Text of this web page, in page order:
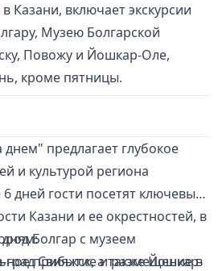
Казани, включает экскурсии
Музею Болгарской
Повожу и Йошкар-Оле,
кроме пятницы.
днем" предлагает глубокое
и культурой региона
дней гости посетят ключевые
Казани и ее окрестностей, в
Болгар с музеем
град Свияжск, а также Йошкар-
прибытие и размещение в